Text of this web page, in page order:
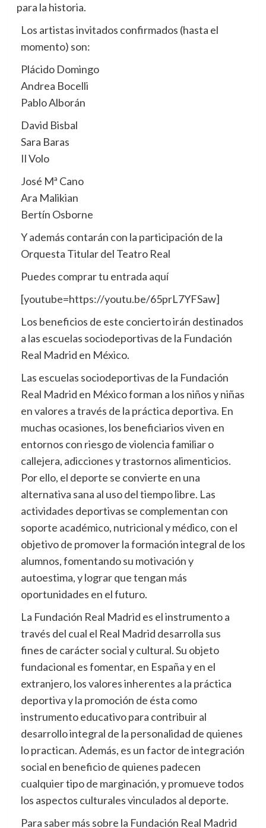
para la historia.
Los artistas invitados confirmados (hasta el
momento) son:
Plácido Domingo
Andrea Bocelli
Pablo Alborán
David Bisbal
Sara Baras
Il Volo
José Mª Cano
Ara Malikian
Bertín Osborne
Y además contarán con la participación de la
Orquesta Titular del Teatro Real
Puedes comprar tu entrada aquí
[youtube=https://youtu.be/65prL7YFSaw]
Los beneficios de este concierto irán destinados
a las escuelas sociodeportivas de la Fundación
Real Madrid en México.
Las escuelas sociodeportivas de la Fundación
Real Madrid en México forman a los niños y niñas
en valores a través de la práctica deportiva. En
muchas ocasiones, los beneficiarios viven en
entornos con riesgo de violencia familiar o
callejera, adicciones y trastornos alimenticios.
Por ello, el deporte se convierte en una
alternativa sana al uso del tiempo libre. Las
actividades deportivas se complementan con
soporte académico, nutricional y médico, con el
objetivo de promover la formación integral de los
alumnos, fomentando su motivación y
autoestima, y lograr que tengan más
oportunidades en el futuro.
La Fundación Real Madrid es el instrumento a
través del cual el Real Madrid desarrolla sus
fines de carácter social y cultural. Su objeto
fundacional es fomentar, en España y en el
extranjero, los valores inherentes a la práctica
deportiva y la promoción de ésta como
instrumento educativo para contribuir al
desarrollo integral de la personalidad de quienes
lo practican. Además, es un factor de integración
social en beneficio de quienes padecen
cualquier tipo de marginación, y promueve todos
los aspectos culturales vinculados al deporte.
Para saber más sobre la Fundación Real Madrid